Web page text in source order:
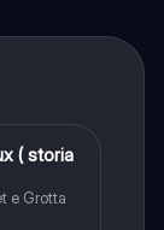
senza
( storia
e Grotta